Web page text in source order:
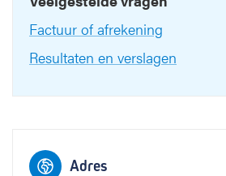
Factuur of afrekening
Resultaten en verslagen
Adres